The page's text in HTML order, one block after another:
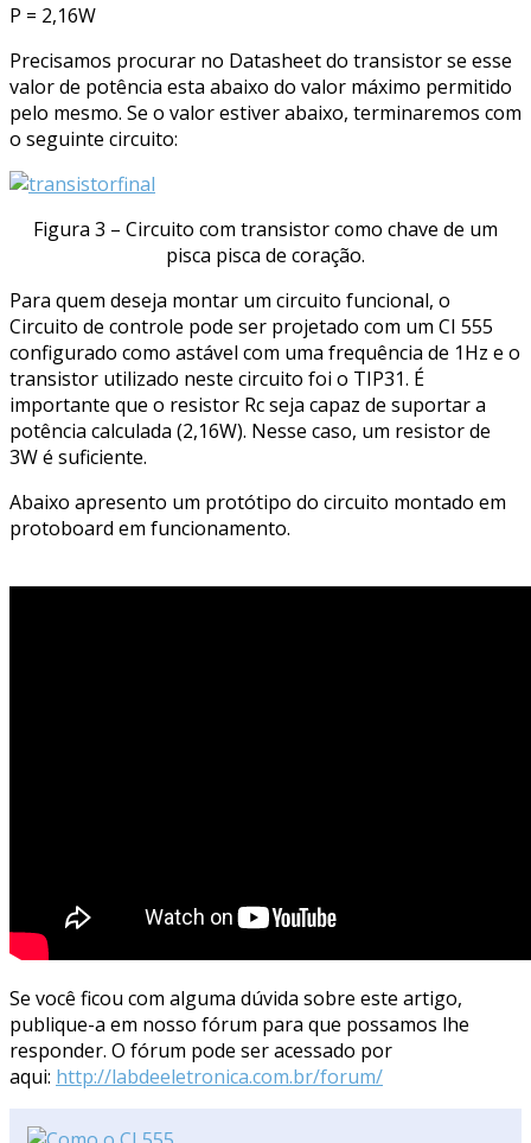
P = 2,16W
Precisamos procurar no Datasheet do transistor se esse
valor de potência esta abaixo do valor máximo permitido
pelo mesmo. Se o valor estiver abaixo, terminaremos com
o seguinte circuito:
Figura 3 – Circuito com transistor como chave de um
pisca pisca de coração.
Para quem deseja montar um circuito funcional, o
Circuito de controle pode ser projetado com um CI 555
configurado como astável com uma frequência de 1Hz e o
transistor utilizado neste circuito foi o TIP31. É
importante que o resistor Rc seja capaz de suportar a
potência calculada (2,16W). Nesse caso, um resistor de
3W é suficiente.
Abaixo apresento um protótipo do circuito montado em
protoboard em funcionamento.
Se você ficou com alguma dúvida sobre este artigo,
publique-a em nosso fórum para que possamos lhe
responder. O fórum pode ser acessado por
aqui: http://labdeeletronica.com.br/forum/